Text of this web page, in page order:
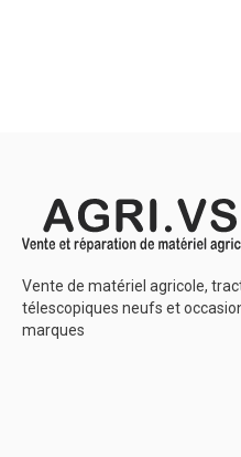
Vente de matériel agricole,
télescopiques neufs et
marques